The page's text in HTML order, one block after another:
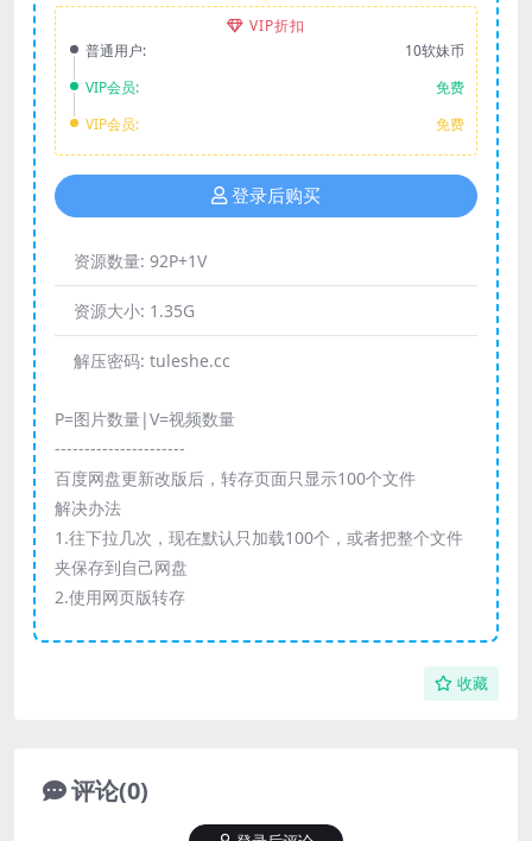
VIP折扣
普通用户:
10软妹币
VIP会员:
免费
VIP会员:
免费
登录后购买
资源数量: 92P+1V
资源大小: 1.35G
解压密码: tuleshe.cc
P=图片数量|V=视频数量
----------------------
百度网盘更新改版后，转存页面只显示100个文件
解决办法
1.往下拉几次，现在默认只加载100个，或者把整个文件
夹保存到自己网盘
2.使用网页版转存
收藏
评论(0)